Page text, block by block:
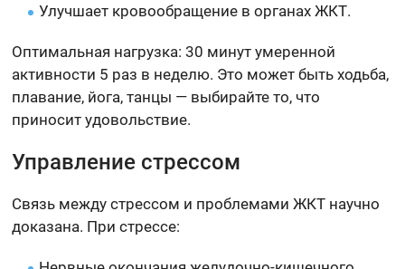
Улучшает кровообращение в органах ЖКТ.
Оптимальная нагрузка: 30 минут умеренной
активности 5 раз в неделю. Это может быть ходьба,
плавание, йога, танцы — выбирайте то, что
приносит удовольствие.
Управление стрессом
Связь между стрессом и проблемами ЖКТ научно
доказана. При стрессе: